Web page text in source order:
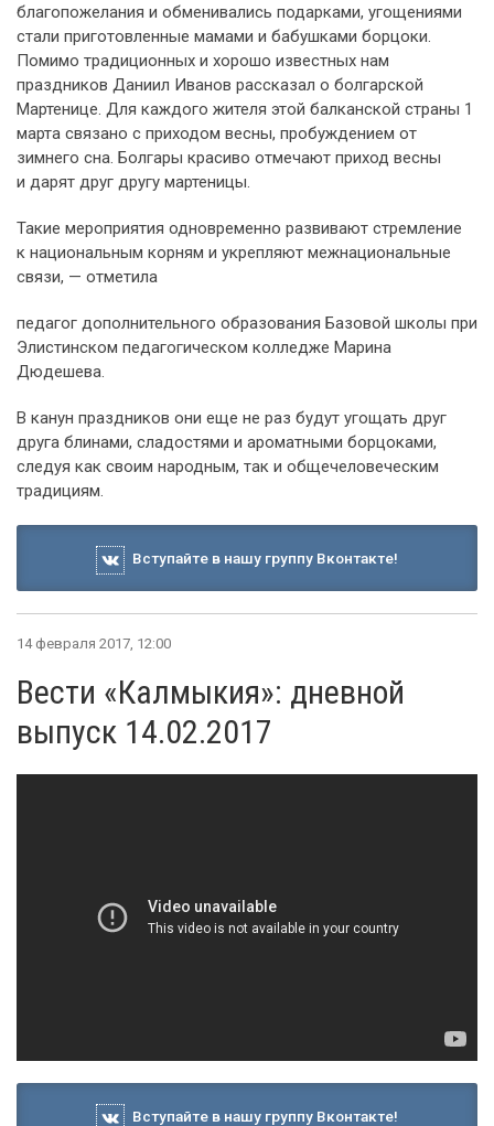
благопожелания и обменивались подарками, угощениями
стали приготовленные мамами и бабушками борцоки.
Помимо традиционных и хорошо известных нам
праздников Даниил Иванов рассказал о болгарской
Мартенице. Для каждого жителя этой балканской страны 1
марта связано с приходом весны, пробуждением от
зимнего сна. Болгары красиво отмечают приход весны
и дарят друг другу мартеницы.
Такие мероприятия одновременно развивают стремление
к национальным корням и укрепляют межнациональные
связи, — отметила
педагог дополнительного образования Базовой школы при
Элистинском педагогическом колледже Марина
Дюдешева.
В канун праздников они еще не раз будут угощать друг
друга блинами, сладостями и ароматными борцоками,
следуя как своим народным, так и общечеловеческим
традициям.
Вступайте в нашу группу Вконтакте!
14 февраля 2017, 12:00
Вести «Калмыкия»: дневной
выпуск 14.02.2017
Вступайте в нашу группу Вконтакте!